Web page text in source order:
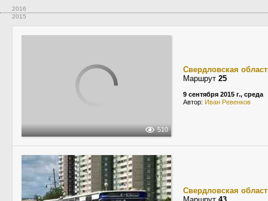
2016
2015
510
Свердловская
Маршрут 25
9 сентября 2015 г., среда
Автор: Иван Ревенков
Свердловская